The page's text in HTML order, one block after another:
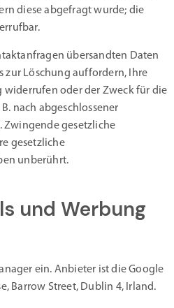
diese abgefragt wurde; die
übersandten Daten
zur Löschung auffordern, Ihre
oder der Zweck für die
nach abgeschlossener
Zwingende gesetzliche
gesetzliche
unberührt.
und Werbung
ein. Anbieter ist die Google
Barrow Street, Dublin 4, Irland.